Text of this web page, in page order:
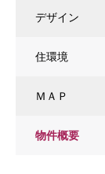
デザイン
住環境
ＭＡＰ
物件概要